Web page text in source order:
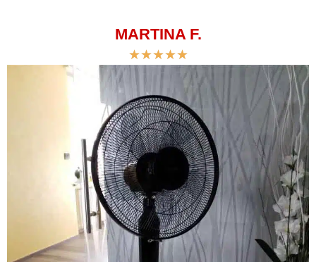
MARTINA F.
★★★★★